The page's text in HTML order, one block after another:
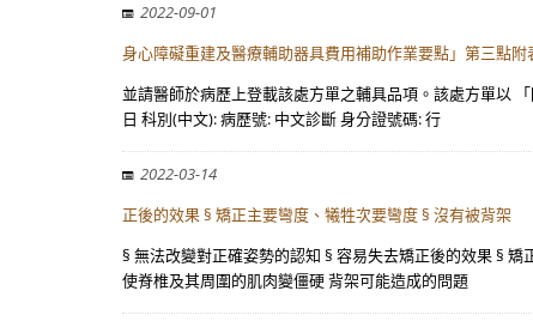
2022-09-01
身心障礙重建及醫療輔助器具費用補助作業要點」第三點
並請醫師於病歷上登載該處方單之輔具品項。該處方單以
日 科別(中文): 病歷號: 中文診斷 身分證號碼: 行
2022-03-14
正後的效果 § 矯正主要彎度、犧牲次要彎度 § 沒有被背架
§ 無法改變對正確姿勢的認知 § 容易失去矯正後的效果 §
使脊椎及其周圍的肌肉變僵硬 背架可能造成的問題